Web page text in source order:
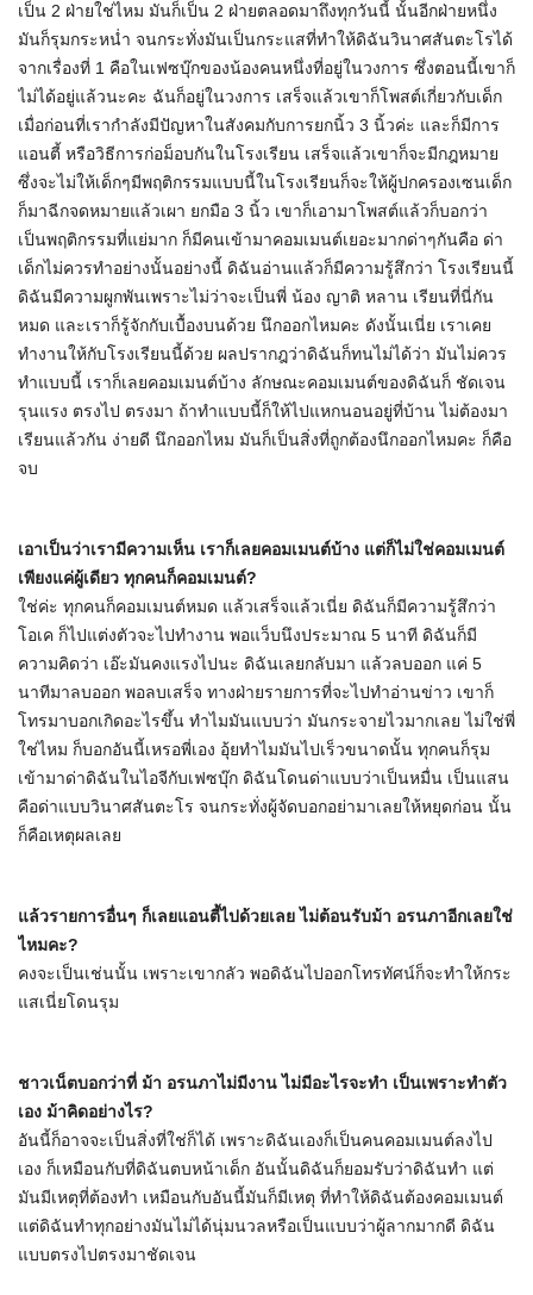
เป็น 2 ฝ่ายใช่ไหม มันก็เป็น 2 ฝ่ายตลอดมาถึงทุกวันนี้ นั้นอีกฝ่ายหนึ่ง
มันก็รุมกระหน่ำ จนกระทั่งมันเป็นกระแสที่ทำให้ดิฉันวินาศสันตะโรได้
จากเรื่องที่ 1 คือในเฟซบุ๊กของน้องคนหนึ่งที่อยู่ในวงการ ซึ่งตอนนี้เขาก็
ไม่ได้อยู่แล้วนะคะ ฉันก็อยู่ในวงการ เสร็จแล้วเขาก็โพสต์เกี่ยวกับเด็ก
เมื่อก่อนที่เรากำลังมีปัญหาในสังคมกับการยกนิ้ว 3 นิ้วค่ะ และก็มีการ
แอนตี้ หรือวิธีการก่อม็อบกันในโรงเรียน เสร็จแล้วเขาก็จะมีกฎหมาย
ซึ่งจะไม่ให้เด็กๆมีพฤติกรรมแบบนี้ในโรงเรียนก็จะให้ผู้ปกครองเซนเด็ก
ก็มาฉีกจดหมายแล้วเผา ยกมือ 3 นิ้ว เขาก็เอามาโพสต์แล้วก็บอกว่า
เป็นพฤติกรรมที่แย่มาก ก็มีคนเข้ามาคอมเมนต์เยอะมากด่าๆกันคือ ด่า
เด็กไม่ควรทำอย่างนั้นอย่างนี้ ดิฉันอ่านแล้วก็มีความรู้สึกว่า โรงเรียนนี้
ดิฉันมีความผูกพันเพราะไม่ว่าจะเป็นพี่ น้อง ญาติ หลาน เรียนที่นี่กัน
หมด และเราก็รู้จักกับเบื้องบนด้วย นึกออกไหมคะ ดังนั้นเนี่ย เราเคย
ทำงานให้กับโรงเรียนนี้ด้วย ผลปรากฎว่าดิฉันก็ทนไม่ได้ว่า มันไม่ควร
ทำแบบนี้ เราก็เลยคอมเมนต์บ้าง ลักษณะคอมเมนต์ของดิฉันก็ ชัดเจน
รุนแรง ตรงไป ตรงมา ถ้าทำแบบนี้ก็ให้ไปแหกนอนอยู่ที่บ้าน ไม่ต้องมา
เรียนแล้วกัน ง่ายดี นึกออกไหม มันก็เป็นสิ่งที่ถูกต้องนึกออกไหมคะ ก็คือ
จบ
เอาเป็นว่าเรามีความเห็น เราก็เลยคอมเมนต์บ้าง แต่ก็ไม่ใช่คอมเมนต์
เพียงแค่ผู้เดียว ทุกคนก็คอมเมนต์?
ใช่ค่ะ ทุกคนก็คอมเมนต์หมด แล้วเสร็จแล้วเนี่ย ดิฉันก็มีความรู้สึกว่า
โอเค ก็ไปแต่งตัวจะไปทำงาน พอแว็บนึงประมาณ 5 นาที ดิฉันก็มี
ความคิดว่า เอ๊ะมันคงแรงไปนะ ดิฉันเลยกลับมา แล้วลบออก แค่ 5
นาทีมาลบออก พอลบเสร็จ ทางฝ่ายรายการที่จะไปทำอ่านข่าว เขาก็
โทรมาบอกเกิดอะไรขึ้น ทำไมมันแบบว่า มันกระจายไวมากเลย ไม่ใช่พี่
ใช่ไหม ก็บอกอันนี้เหรอพี่เอง อุ้ยทำไมมันไปเร็วขนาดนั้น ทุกคนก็รุม
เข้ามาด่าดิฉันในไอจีกับเฟซบุ๊ก ดิฉันโดนด่าแบบว่าเป็นหมื่น เป็นแสน
คือด่าแบบวินาศสันตะโร จนกระทั่งผู้จัดบอกอย่ามาเลยให้หยุดก่อน นั้น
ก็คือเหตุผลเลย
แล้วรายการอื่นๆ ก็เลยแอนตี้ไปด้วยเลย ไม่ต้อนรับม้า อรนภาอีกเลยใช่
ไหมคะ?
คงจะเป็นเช่นนั้น เพราะเขากลัว พอดิฉันไปออกโทรทัศน์ก็จะทำให้กระ
แสเนี่ยโดนรุม
ชาวเน็ตบอกว่าที่ ม้า อรนภาไม่มีงาน ไม่มีอะไรจะทำ เป็นเพราะทำตัว
เอง ม้าคิดอย่างไร?
อันนี้ก็อาจจะเป็นสิ่งที่ใช่ก็ได้ เพราะดิฉันเองก็เป็นคนคอมเมนต์ลงไป
เอง ก็เหมือนกับที่ดิฉันตบหน้าเด็ก อันนั้นดิฉันก็ยอมรับว่าดิฉันทำ แต่
มันมีเหตุที่ต้องทำ เหมือนกับอันนี้มันก็มีเหตุ ที่ทำให้ดิฉันต้องคอมเมนต์
แต่ดิฉันทำทุกอย่างมันไม่ได้นุ่มนวลหรือเป็นแบบว่าผู้ลากมากดี ดิฉัน
แบบตรงไปตรงมาชัดเจน